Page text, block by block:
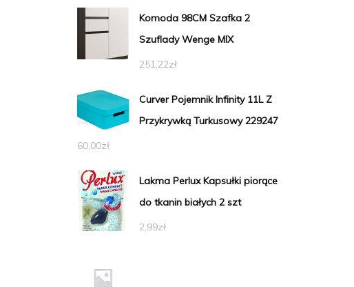
Komoda 98CM Szafka 2
Szuflady Wenge MIX
251,22zł
Curver Pojemnik Infinity 11L Z
Przykrywką Turkusowy 229247
60,00zł
Lakma Perlux Kapsułki piorące
do tkanin białych 2 szt
2,99zł